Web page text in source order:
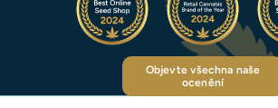
Objevte všechna naše
ocenění